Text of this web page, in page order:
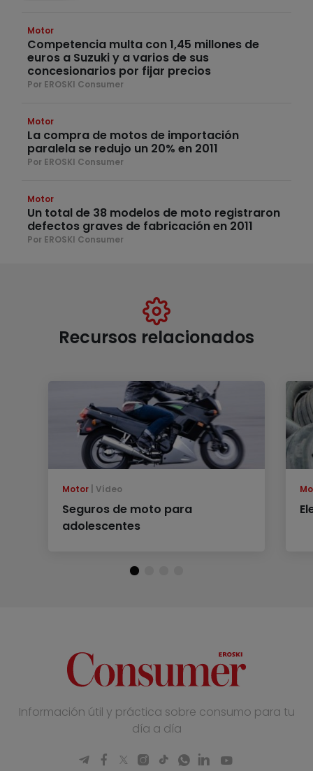
Motor
Competencia multa con 1,45 millones de
euros a Suzuki y a varios de sus
concesionarios por fijar precios
Por EROSKI Consumer
Motor
La compra de motos de importación
paralela se redujo un 20% en 2011
Por EROSKI Consumer
Motor
Un total de 38 modelos de moto registraron
defectos graves de fabricación en 2011
Por EROSKI Consumer
Recursos relacionados
Motor Vídeo
Seguros de moto para
adolescentes
Información útil y práctica sobre consumo para tu
día a día